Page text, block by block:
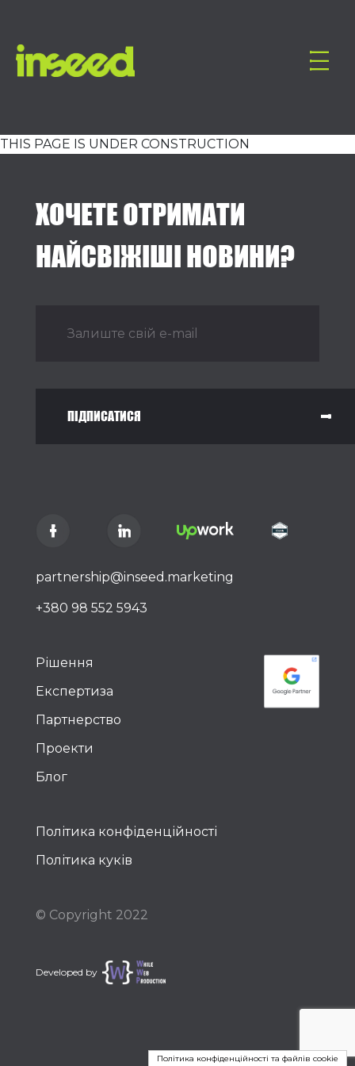
THIS PAGE IS UNDER CONSTRUCTION
ХОЧЕТЕ ОТРИМАТИ
НАЙСВІЖІШІ НОВИНИ?
ПІДПИСАТИСЯ
partnership@inseed.marketing
+380 98 552 5943
Рішення
Експертиза
Партнерство
Проекти
Блог
Політика конфіденційності
Політика куків
Developed by
© Copyright 2022
Політика конфіденційності та файлів cookie